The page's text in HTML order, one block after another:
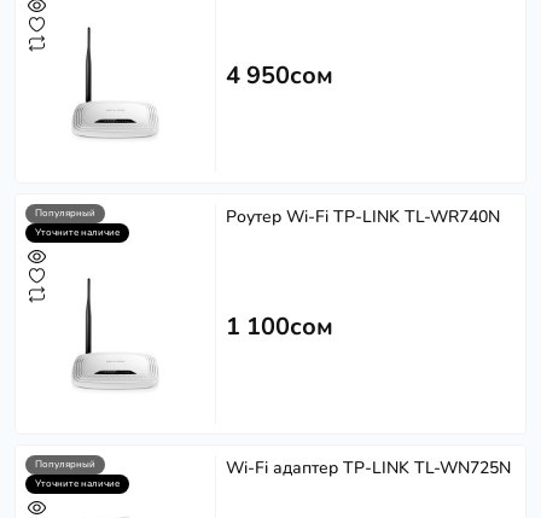
4 950сом
Популярный
Уточните наличие
Роутер Wi-Fi TP-LINK TL-WR740N
1 100сом
Популярный
Уточните наличие
Wi-Fi адаптер TP-LINK TL-WN725N